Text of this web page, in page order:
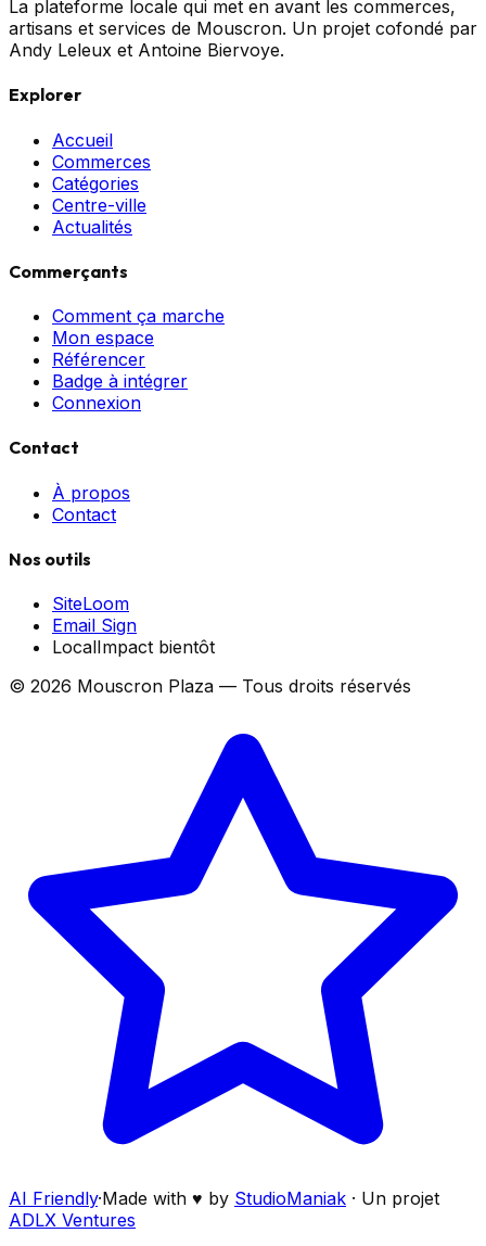
La plateforme locale qui met en avant les commerces,
artisans et services de Mouscron. Un projet cofondé par
Andy Leleux et Antoine Biervoye.
Explorer
Accueil
Commerces
Catégories
Centre-ville
Actualités
Commerçants
Comment ça marche
Mon espace
Référencer
Badge à intégrer
Connexion
Contact
À propos
Contact
Nos outils
SiteLoom
Email Sign
LocalImpact bientôt
© 2026 Mouscron Plaza — Tous droits réservés
AI Friendly·Made with ♥ by StudioManiak · Un projet
ADLX Ventures